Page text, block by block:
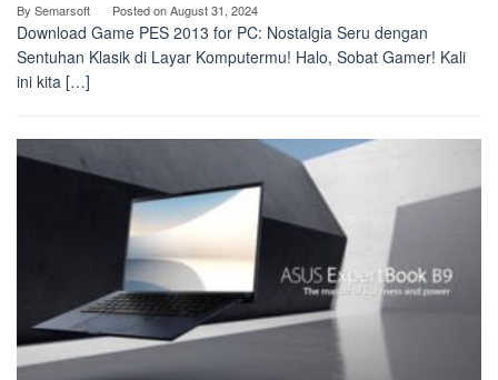
By Semarsoft Posted onAugust 31, 2024
Download Game PES 2013 for PC: Nostalgia Seru dengan
Sentuhan Klasik di Layar Komputermu! Halo, Sobat Gamer! Kali
ini kita […]